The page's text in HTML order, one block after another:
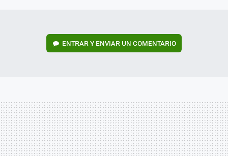
ENTRAR Y ENVIAR UN COMENTARIO